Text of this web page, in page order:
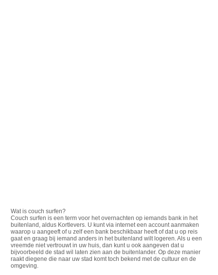
Wat is couch surfen?
Couch surfen is een term voor het overnachten op iemands bank in het
buitenland, aldus Kortlevers. U kunt via internet een account aanmaken
waarop u aangeeft of u zelf een bank beschikbaar heeft of dat u op reis
gaat en graag bij iemand anders in het buitenland wilt logeren. Als u een
vreemde niet vertrouwt in uw huis, dan kunt u ook aangeven dat u
bijvoorbeeld de stad wil laten zien aan de buitenlander. Op deze manier
raakt diegene die naar uw stad komt toch bekend met de cultuur en de
omgeving.